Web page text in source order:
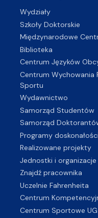
Wydziały
Szkoły Doktorskie
Międzynarodowe
Biblioteka
Centrum Języków
Centrum Wychowania
Sportu
Wydawnictwo
Samorząd Studentów
Samorząd
Programy
Realizowane projekty
Jednostki i organizacje
Znajdź pracownika
Uczelnie Fahrenheita
Centrum
Centrum Sportowe UG